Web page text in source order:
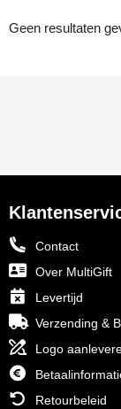
Geen resultaten
Contact
Over MultiGift
Levertijd
Verzending &
Logo
Retourbeleid